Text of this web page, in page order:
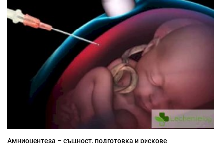
Амниоцентеза – същност, подготовка и рискове